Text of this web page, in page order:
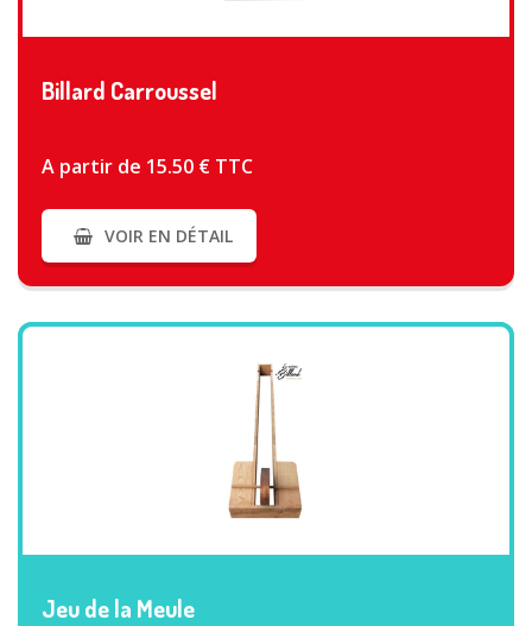
VOIR PLUS
Billard Carroussel
A partir de 15.50 € TTC
VOIR EN DÉTAIL
VOIR PLUS
Jeu de la Meule